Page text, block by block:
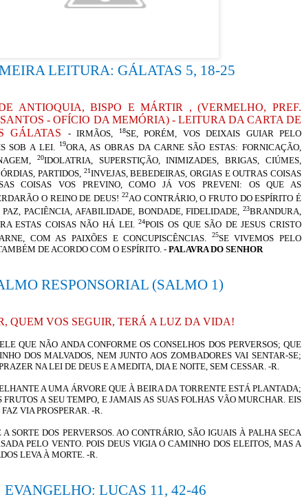
LEITURA: GÁLATAS 5, 18-25
ANTIOQUIA, BISPO E MÁRTIR ,(VERMELHO, PREF.
-OFÍCIO DA MEMÓRIA)- LEITURA DA CARTA DE
GÁLATAS - IRMÃOS, 18SE, PORÉM, VOS DEIXAIS GUIAR PELO
SOB A LEI.
19ORA, AS OBRAS DA CARNE SÃO ESTAS: FORNICAÇÃO,
20IDOLATRIA, SUPERSTIÇÃO, INIMIZADES, BRIGAS, CIÚMES,
PARTIDOS, 21INVEJAS, BEBEDEIRAS, ORGIAS E OUTRAS COISAS
COISAS VOS PREVINO, COMO JÁ VOS PREVENI: OS QUE AS
O REINO DE DEUS! 22AO CONTRÁRIO, O FRUTO DO ESPÍRITO É
PACIÊNCIA, AFABILIDADE, BONDADE, FIDELIDADE, 23BRANDURA,
ESTAS COISAS NÃO HÁ LEI.24POIS OS QUE SÃO DE JESUS CRISTO
COM AS PAIXÕES E CONCUPISCÊNCIAS.
25SE VIVEMOS PELO
DE ACORDO COM O ESPÍRITO. - PALAVRA DO SENHOR
RESPONSORIAL (SALMO 1)
QUEM VOS SEGUIR, TERÁ A LUZ DA VIDA!
QUE NÃO ANDA CONFORME OS CONSELHOS DOS PERVERSOS; QUE
DOS MALVADOS, NEM JUNTO AOS ZOMBADORES VAI SENTAR-SE;
NA LEI DE DEUS E A MEDITA, DIA E NOITE, SEM CESSAR. -R.
A UMA ÁRVORE QUE À BEIRA DA TORRENTE ESTÁ PLANTADA;
FRUTOS A SEU TEMPO, E JAMAIS AS SUAS FOLHAS VÃO MURCHAR. EIS
VIA PROSPERAR. -R.
SORTE DOS PERVERSOS. AO CONTRÁRIO, SÃO IGUAIS À PALHA SECA
PELO VENTO. POIS DEUS VIGIA O CAMINHO DOS ELEITOS, MAS A
LEVA À MORTE. -R.
EVANGELHO: LUCAS 11, 42-46